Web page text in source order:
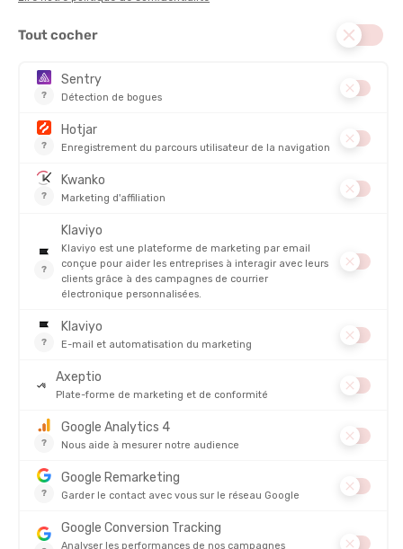
34,00 €
SAXX
LOT BOXER VIBE XTRA SOFT
COMFORT BRIEF FLY 2 PIÈCES
58,00 €
SAXX
BOXER EN COTON DROPTEMP
34,00 €
NOUVEAUTÉ